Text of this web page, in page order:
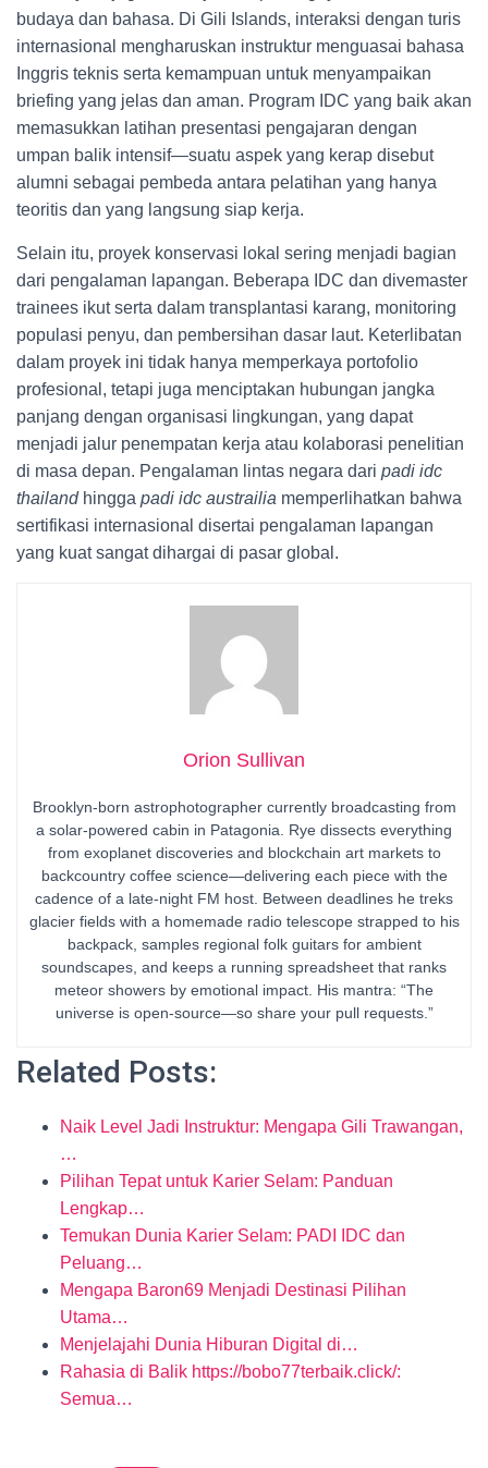
budaya dan bahasa. Di Gili Islands, interaksi dengan turis
internasional mengharuskan instruktur menguasai bahasa
Inggris teknis serta kemampuan untuk menyampaikan
briefing yang jelas dan aman. Program IDC yang baik akan
memasukkan latihan presentasi pengajaran dengan
umpan balik intensif—suatu aspek yang kerap disebut
alumni sebagai pembeda antara pelatihan yang hanya
teoritis dan yang langsung siap kerja.
Selain itu, proyek konservasi lokal sering menjadi bagian
dari pengalaman lapangan. Beberapa IDC dan divemaster
trainees ikut serta dalam transplantasi karang, monitoring
populasi penyu, dan pembersihan dasar laut. Keterlibatan
dalam proyek ini tidak hanya memperkaya portofolio
profesional, tetapi juga menciptakan hubungan jangka
panjang dengan organisasi lingkungan, yang dapat
menjadi jalur penempatan kerja atau kolaborasi penelitian
di masa depan. Pengalaman lintas negara dari padi idc
thailandhingga padi idc austrailia memperlihatkan bahwa
sertifikasi internasional disertai pengalaman lapangan
yang kuat sangat dihargai di pasar global.
Orion Sullivan
Brooklyn-born astrophotographer currently broadcasting from
a solar-powered cabin in Patagonia. Rye dissects everything
from exoplanet discoveries and blockchain art markets to
backcountry coffee science—delivering each piece with the
cadence of a late-night FM host. Between deadlines he treks
glacier fields with a homemade radio telescope strapped to his
backpack, samples regional folk guitars for ambient
soundscapes, and keeps a running spreadsheet that ranks
meteor showers by emotional impact. His mantra: “The
universe is open-source—so share your pull requests.”
Related Posts:
Naik Level Jadi Instruktur: Mengapa Gili Trawangan,
…
Pilihan Tepat untuk Karier Selam: Panduan
Lengkap…
Temukan Dunia Karier Selam: PADI IDC dan
Peluang…
Mengapa Baron69 Menjadi Destinasi Pilihan
Utama…
Menjelajahi Dunia Hiburan Digital di…
Rahasia di Balik https://bobo77terbaik.click/:
Semua…